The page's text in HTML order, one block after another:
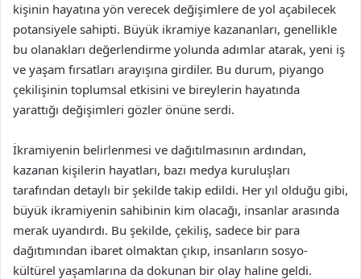
kişinin hayatına yön verecek değişimlere de yol açabilecek
potansiyele sahipti. Büyük ikramiye kazananları, genellikle
bu olanakları değerlendirme yolunda adımlar atarak, yeni iş
ve yaşam fırsatları arayışına girdiler. Bu durum, piyango
çekilişinin toplumsal etkisini ve bireylerin hayatında
yarattığı değişimleri gözler önüne serdi.
İkramiyenin belirlenmesi ve dağıtılmasının ardından,
kazanan kişilerin hayatları, bazı medya kuruluşları
tarafından detaylı bir şekilde takip edildi. Her yıl olduğu gibi,
büyük ikramiyenin sahibinin kim olacağı, insanlar arasında
merak uyandırdı. Bu şekilde, çekiliş, sadece bir para
dağıtımından ibaret olmaktan çıkıp, insanların sosyo-
kültürel yaşamlarına da dokunan bir olay haline geldi.